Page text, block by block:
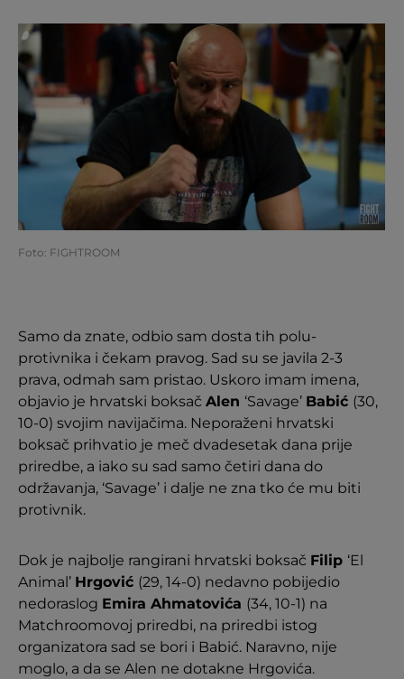
Foto: FIGHTROOM
Samo da znate, odbio sam dosta tih polu-
protivnika i čekam pravog. Sad su se javila 2-3
prava, odmah sam pristao. Uskoro imam imena,
objavio je hrvatski boksač Alen ‘Savage’ Babić (30,
10-0) svojim navijačima. Neporaženi hrvatski
boksač prihvatio je meč dvadesetak dana prije
priredbe, a iako su sad samo četiri dana do
održavanja, ‘Savage’ i dalje ne zna tko će mu biti
protivnik.
Dok je najbolje rangirani hrvatski boksač Filip ‘El
Animal’ Hrgović (29, 14-0) nedavno pobijedio
nedoraslog Emira Ahmatovića (34, 10-1) na
Matchroomovoj priredbi, na priredbi istog
organizatora sad se bori i Babić. Naravno, nije
moglo, a da se Alen ne dotakne Hrgovića.